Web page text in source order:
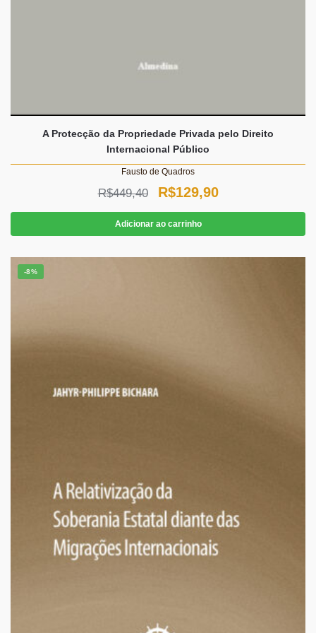
A Protecção da Propriedade Privada pelo Direito
Internacional Público
Fausto de Quadros
R$449,40
O
preço
original
era:
R$129,90O
preço
atual
é:
Adicionar ao carrinho
-8%